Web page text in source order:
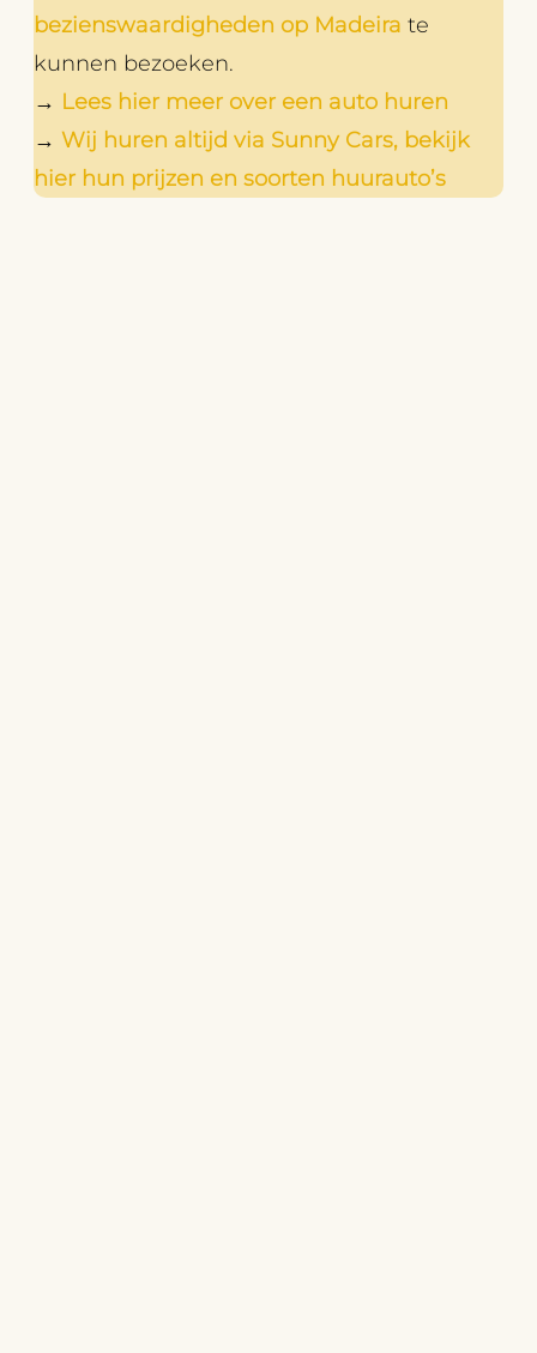
bezienswaardigheden op Madeira te
kunnen bezoeken.
→ Lees hier meer over een auto huren
→Wij huren altijd via Sunny Cars, bekijk
hier hun prijzen en soorten huurauto’s